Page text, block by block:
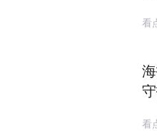
看
看